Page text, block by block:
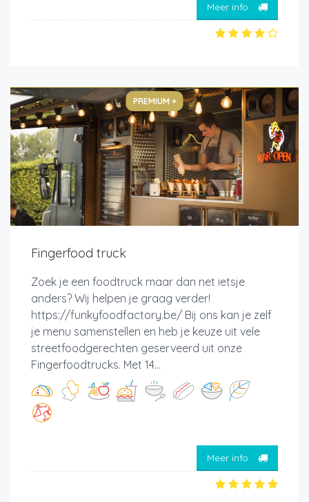
Meer info
PREMIUM +
Fingerfood truck
Zoek je een foodtruck maar dan net ietsje
anders? Wij helpen je graag verder!
https://funkyfoodfactory.be/ Bij ons kan je zelf
je menu samenstellen en heb je keuze uit vele
streetfoodgerechten geserveerd uit onze
Fingerfoodtrucks. Met 14...
Meer info